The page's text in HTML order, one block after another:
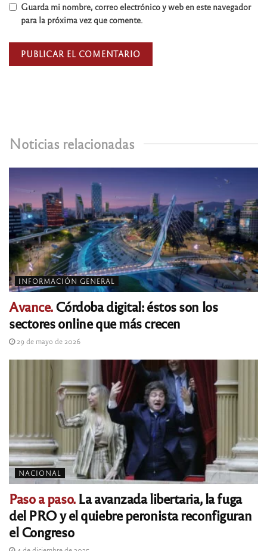
Noticias relacionadas
INFORMACIÓN GENERAL
Avance.Córdoba digital: éstos son los
sectores online que más crecen
29 de mayo de 2026
NACIONAL
Paso a paso.La avanzada libertaria, la fuga
del PRO y el quiebre peronista reconfiguran
el Congreso
Guarda mi nombre, correo electrónico y web en este navegador
para la próxima vez que comente.